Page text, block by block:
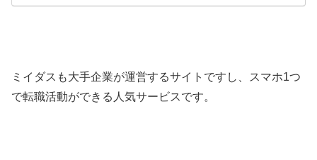
ミイダスも大手企業が運営するサイトですし、スマホ1つ
で転職活動ができる人気サービスです。